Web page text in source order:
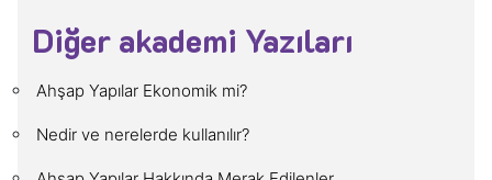
Diğer akademi Yazıları
Ahşap Yapılar Ekonomik mi?
Nedir ve nerelerde kullanılır?
BLOG
SSS
HİZMETLERİMİZ